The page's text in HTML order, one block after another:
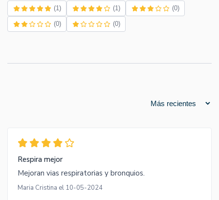
(1) (1) (0)
(0) (0)
Respira mejor
Mejoran vias respiratorias y bronquios.
Maria Cristina el 10-05-2024